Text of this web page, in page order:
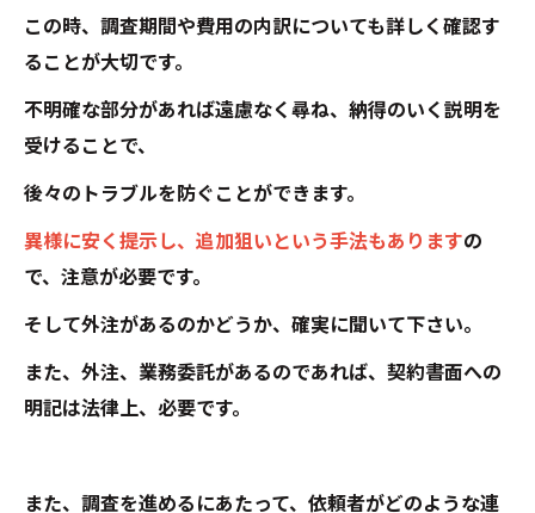
この時、調査期間や費用の内訳についても詳しく確認す
ることが大切です。
不明確な部分があれば遠慮なく尋ね、納得のいく説明を
受けることで、
後々のトラブルを防ぐことができます。
異様に安く提示し、追加狙いという手法もありますの
で、注意が必要です。
そして外注があるのかどうか、確実に聞いて下さい。
また、外注、業務委託があるのであれば、契約書面への
明記は法律上、必要です。
また、調査を進めるにあたって、依頼者がどのような連